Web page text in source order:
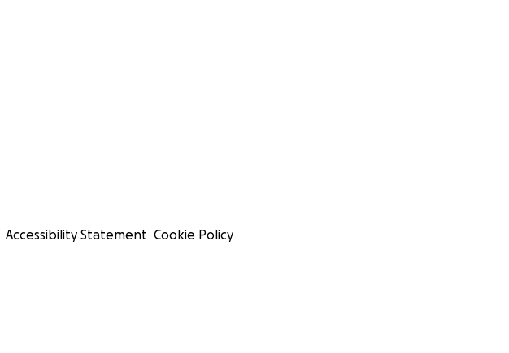
Accessibility Statement Cookie Policy